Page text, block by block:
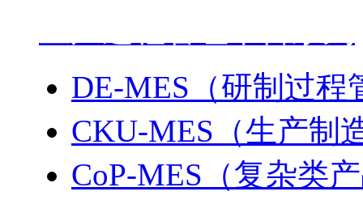
DE-MES（研制过程
CKU-MES（生产制
CoP-MES（复杂类